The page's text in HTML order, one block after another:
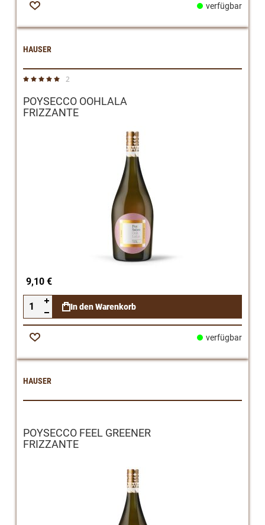
Zur
verfügbar
HAUSER
Bewertung: 2
POYSECCO OOHLALA
FRIZZANTE
9,10 €
In den Warenkorb
Zur
verfügbar
HAUSER
POYSECCO FEEL GREENER
FRIZZANTE